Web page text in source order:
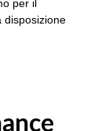
per il
disposizione